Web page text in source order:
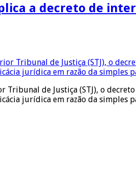
a decreto de
Tribunal de Justiça (STJ), o
jurídica em razão da